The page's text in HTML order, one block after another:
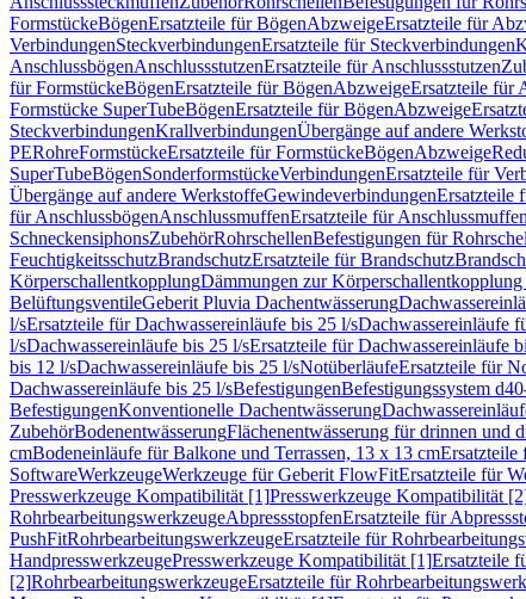
FormstückeBögenErsatzteile für BögenAbzweigeErsatzteile für
VerbindungenSteckverbindungenErsatzteile für Steckverbindungen
AnschlussbögenAnschlussstutzenErsatzteile für Anschlussstutzen
für FormstückeBögenErsatzteile für BögenAbzweigeErsatzteile für
Formstücke SuperTubeBögenErsatzteile für BögenAbzweige
SteckverbindungenKrallverbindungenÜbergänge auf andere
PERohreFormstückeErsatzteile für FormstückeBögenAbzweige
SuperTubeBögenSonderformstückeVerbindungenErsatzteile für
Übergänge auf andere WerkstoffeGewindeverbindungenErsatzteile
für AnschlussbögenAnschlussmuffenErsatzteile für Anschlussmuffen
SchneckensiphonsZubehörRohrschellenBefestigungen für
FeuchtigkeitsschutzBrandschutzErsatzteile für Brandschutz
KörperschallentkopplungDämmungen zur
BelüftungsventileGeberit Pluvia Dachentwässerung
l/sErsatzteile für Dachwassereinläufe bis 25 l/sDachwassereinläufe
l/sDachwassereinläufe bis 25 l/sErsatzteile für Dachwassereinläufe
bis 12 l/sDachwassereinläufe bis 25 l/sNotüberläufeErsatzteile für
Dachwassereinläufe bis 25 l/sBefestigungenBefestigungssystem
BefestigungenKonventionelle Dachentwässerung
ZubehörBodenentwässerungFlächenentwässerung für drinnen und
cmBodeneinläufe für Balkone und Terrassen, 13 x 13 cmErsatzteile
SoftwareWerkzeugeWerkzeuge für Geberit FlowFitErsatzteile für
Presswerkzeuge Kompatibilität [1]Presswerkzeuge Kompatibilität
RohrbearbeitungswerkzeugeAbpressstopfenErsatzteile für
PushFitRohrbearbeitungswerkzeugeErsatzteile für
HandpresswerkzeugePresswerkzeuge Kompatibilität [1]Ersatzteile
[2]RohrbearbeitungswerkzeugeErsatzteile für